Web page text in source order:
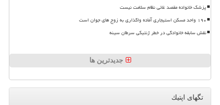
پزشک خانواده مقصد غائی نظام سلامت نیست
۱۹۰ واحد مسکن استیجاری آماده واگذاری به زوج های جوان است
نقش سابقه خانوادگی در خطر ژنتیکی سرطان سینه
جدیدترین ها
تگهای اپتیك